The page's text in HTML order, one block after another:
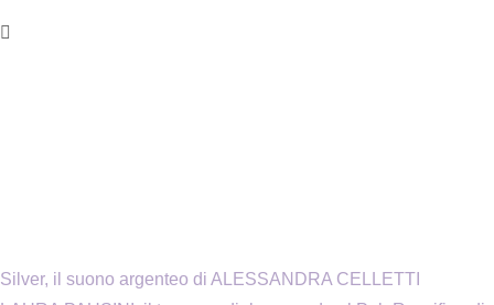
Silver, il suono argenteo di ALESSANDRA CELLETTI